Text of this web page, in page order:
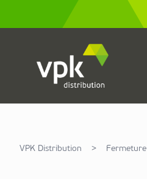
VPK Distribution > Fermeture